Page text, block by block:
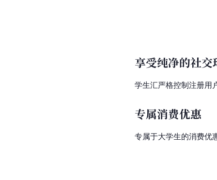
享受纯净的社交
学生汇严格控制注册用
专属消费优惠
专属于大学生的消费优